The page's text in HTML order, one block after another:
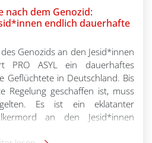
nach dem Genozid:
endlich dauerhafte
Genozids an den Jesid*innen
ASYL ein dauerhaftes
Geflüchtete in Deutschland. Bis
Regelung geschaffen ist, muss
Es ist ein eklatanter
an den Jesid*innen